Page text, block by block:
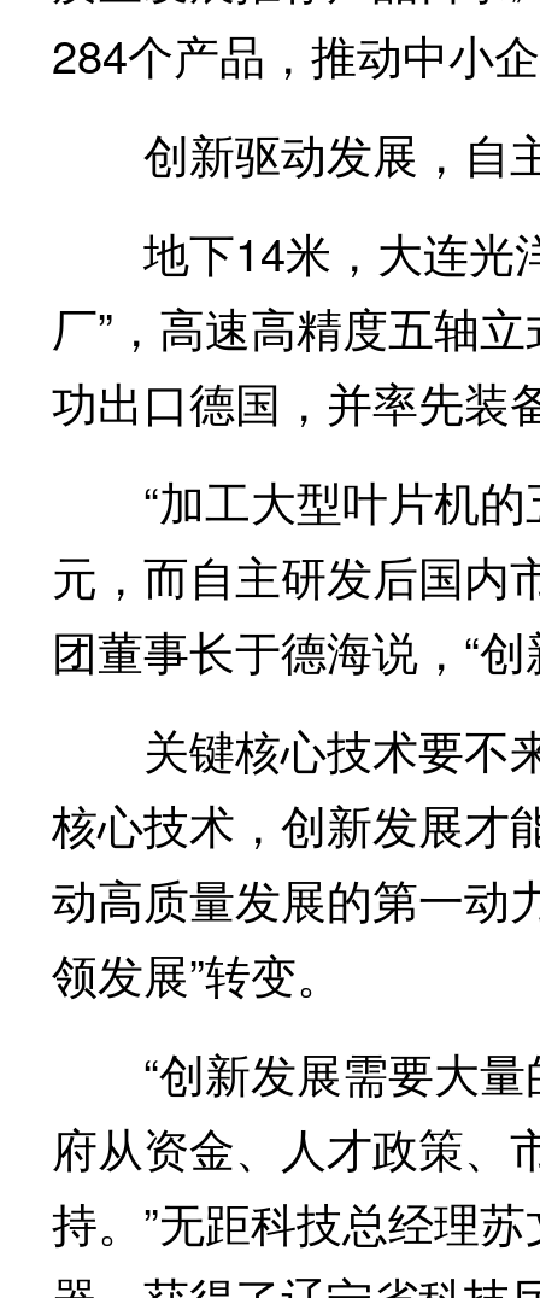
284个产品，推动中小
创新驱动发展，自
地下14米，大连光
厂”，高速高精度五轴
功出口德国，并率先装
“加工大型叶片机的
元，而自主研发后国内
团董事长于德海说，“
关键核心技术要不
核心技术，创新发展才
动高质量发展的第一动
领发展”转变。
“创新发展需要大量
府从资金、人才政策、
持。”无距科技总经理